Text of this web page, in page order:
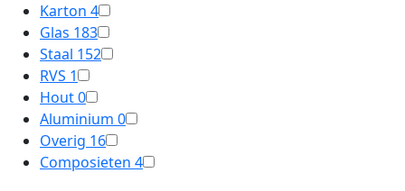
Karton 4
Glas 183
Staal 152
RVS 1
Hout0
Aluminium 0
Overig 16
Composieten 4